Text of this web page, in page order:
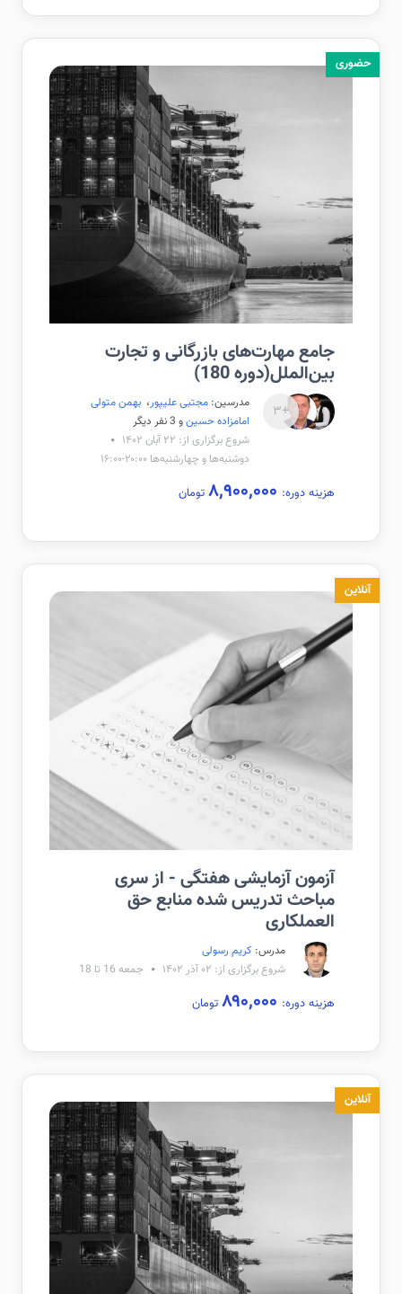
حضوری
جامع مهارت‌های بازرگانی و تجارت
بین‌الملل(دوره 180)
+۳ مدرسین: مجتبی علیپور، بهمن متولی
امامزاده حسینو 3 نفر دیگر
شروع برگزاری از: ۲۲ آبان ۱۴۰۲
دوشنبه‌ها و چهارشنبه‌ها ۲۰:۰۰-۱۶:۰۰
هزینه دوره: تومان
آنلاین
آزمون آزمایشی هفتگی - از سری
مباحث تدریس شده منابع حق
العملکاری
مدرس: کریم رسولی
شروع برگزاری از: ۰۲ آذر ۱۴۰۲ جمعه 16 تا 18
هزینه دوره: تومان
آنلاین